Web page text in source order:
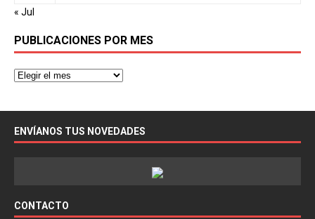
« Jul
PUBLICACIONES POR MES
ENVÍANOS TUS NOVEDADES
CONTACTO